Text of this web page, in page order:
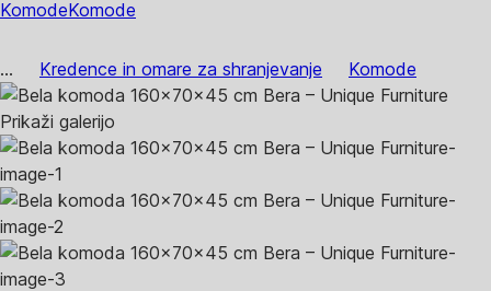
KomodeKomode
... Kredence in omare za shranjevanje Komode
Prikaži galerijo